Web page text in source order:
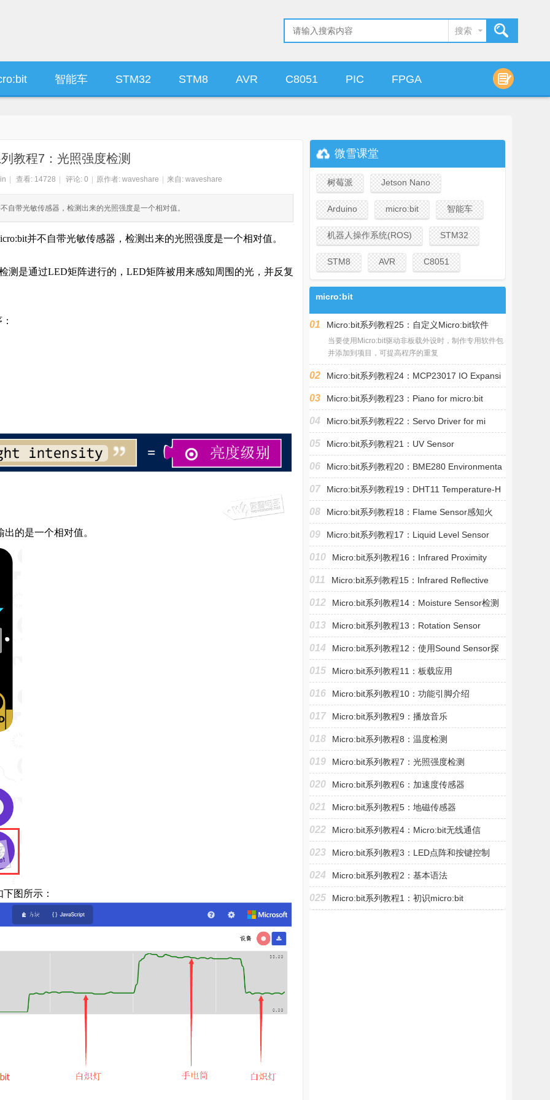
搜索
智能车 STM32 STM8 AVR C8051 PIC FPGA
教程7：光照强度检测
查看: 14728 评论: 0 原作者: waveshare 来自: waveshare
带光敏传感器，检测出来的光照强度是一个相对值。
并不自带光敏传感器，检测出来的光照强度是一个相对值。
测是通过LED矩阵进行的， LED矩阵被用来感知周围的光，并反复
的是一个相对值。
下图所示：
微雪课堂
树莓派 Jetson Nano
Arduino micro:bit 智能车
机器人操作系统(ROS) STM32
STM8 AVR C8051
micro:bit
01 Micro:bit系列教程25：自定义Micro:bit软件
当要使用Micro:bit驱动非板载外设时，制作专用软件包
并添加到项目，可提高程序的重复
02 Micro:bit系列教程24：MCP23017 IO Expansi
03 Micro:bit系列教程23：Piano for micro:bit
04 Micro:bit系列教程22：Servo Driver for mi
05 Micro:bit系列教程21：UV Sensor
06 Micro:bit系列教程20：BME280 Environmenta
07 Micro:bit系列教程19：DHT11 Temperature-H
08 Micro:bit系列教程18：Flame Sensor感知火
09 Micro:bit系列教程17：Liquid Level Sensor
010 Micro:bit系列教程16：Infrared Proximity
011 Micro:bit系列教程15：Infrared Reflective
012 Micro:bit系列教程14：Moisture Sensor检测
013 Micro:bit系列教程13：Rotation Sensor
014 Micro:bit系列教程12：使用Sound Sensor探
015 Micro:bit系列教程11：板载应用
016 Micro:bit系列教程10：功能引脚介绍
017 Micro:bit系列教程9：播放音乐
018 Micro:bit系列教程8：温度检测
019 Micro:bit系列教程7：光照强度检测
020 Micro:bit系列教程6：加速度传感器
021 Micro:bit系列教程5：地磁传感器
022 Micro:bit系列教程4：Micro:bit无线通信
023 Micro:bit系列教程3：LED点阵和按键控制
024 Micro:bit系列教程2：基本语法
025 Micro:bit系列教程1：初识micro:bit